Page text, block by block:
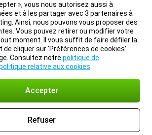
», vous nous autorisez aussi à
et à les partager avec 3 partenaires à
Ainsi, nous pouvons vous proposer des
Vous pouvez retirer ou modifier votre
moment. Il vous suffit de faire défiler la
de cliquer sur ‘Préférences de cookies’
Consultez notre politique de
relative aux cookies
Accepter
Refuser